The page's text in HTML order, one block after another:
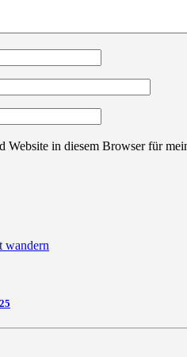
Website in diesem Browser für
wandern